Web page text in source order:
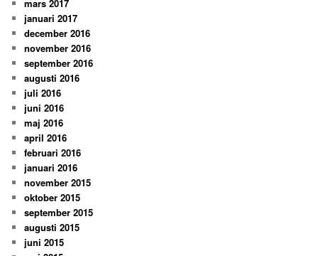
mars 2017
januari 2017
december 2016
november 2016
september 2016
augusti 2016
juli 2016
juni 2016
maj 2016
april 2016
februari 2016
januari 2016
november 2015
oktober 2015
september 2015
augusti 2015
juni 2015